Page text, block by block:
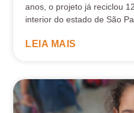
anos, o projeto já reciclou
interior do estado de São
LEIA MAIS